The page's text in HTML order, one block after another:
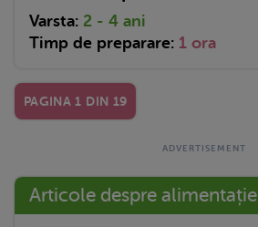
Varsta: 2 - 4 ani
Timp de preparare: 1 ora
PAGINA 1 DIN 19
Articole despre alimentație